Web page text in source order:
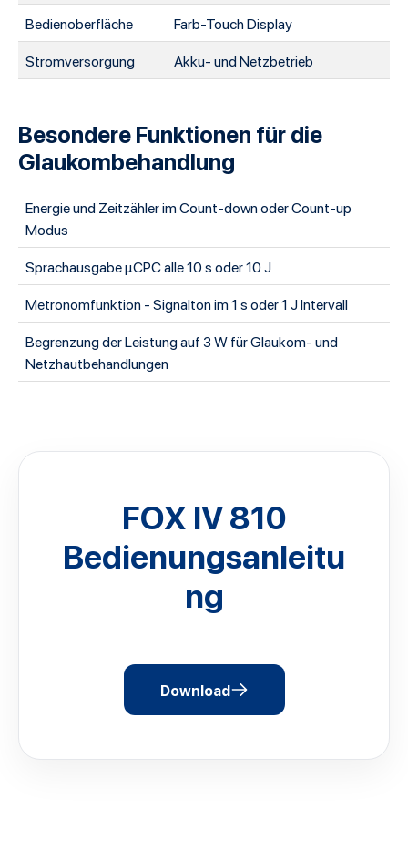
Bedienoberfläche
Farb-Touch Display
Stromversorgung
Akku- und Netzbetrieb
Besondere Funktionen für die
Glaukombehandlung
Energie und Zeitzähler im Count-down oder Count-up
Modus
Sprachausgabe µCPC alle 10 s oder 10 J
Metronomfunktion - Signalton im 1 s oder 1 J Intervall
Begrenzung der Leistung auf 3 W für Glaukom- und
Netzhautbehandlungen
FOX IV 810
Bedienungsanleitu
ng
Download